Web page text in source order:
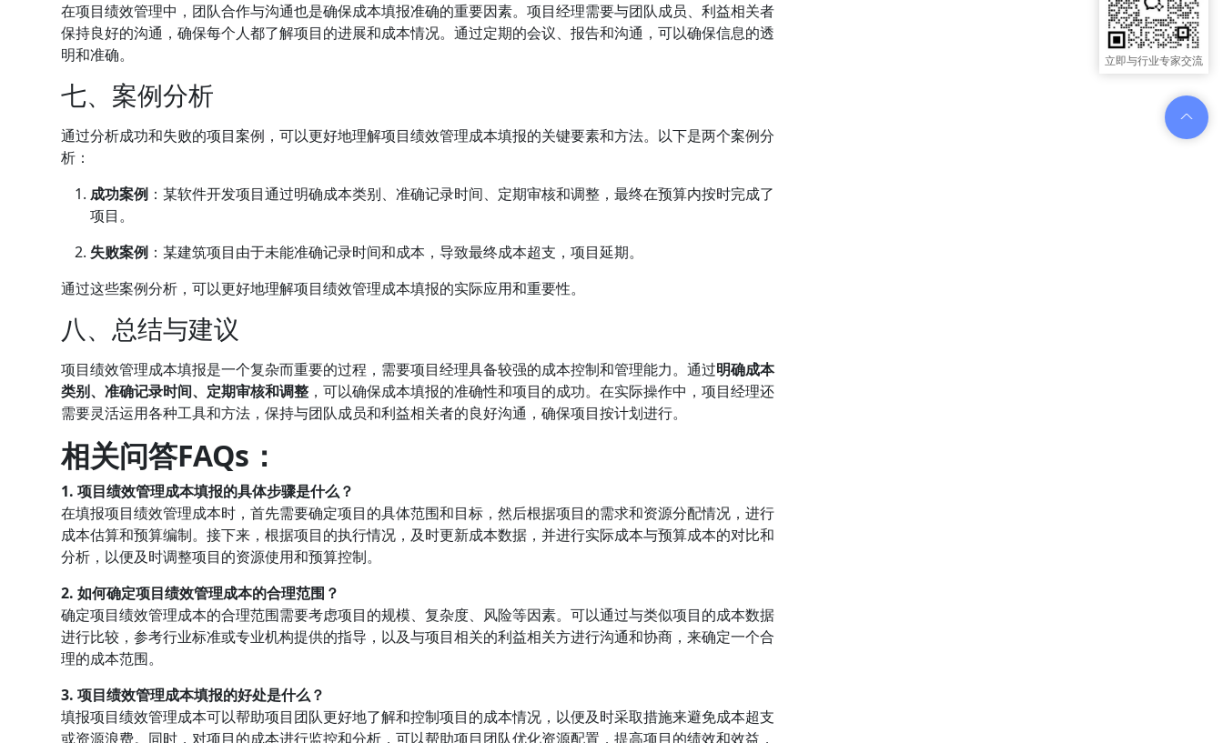
在项目绩效管理中，团队合作与沟通也是确保成本填报准确的重要因素。项目经理需要与团队成员、利益相关者
保持良好的沟通，确保每个人都了解项目的进展和成本情况。通过定期的会议、报告和沟通，可以确保信息的透
明和准确。
七、案例分析
通过分析成功和失败的项目案例，可以更好地理解项目绩效管理成本填报的关键要素和方法。以下是两个案例分
析：
成功案例 ：某软件开发项目通过明确成本类别、准确记录时间、定期审核和调整，最终在预算内按时完成了
项目。
失败案例 ：某建筑项目由于未能准确记录时间和成本，导致最终成本超支，项目延期。
通过这些案例分析，可以更好地理解项目绩效管理成本填报的实际应用和重要性。
八、总结与建议
项目绩效管理成本填报是一个复杂而重要的过程，需要项目经理具备较强的成本控制和管理能力。通过明确成本
类别、准确记录时间、定期审核和调整 ，可以确保成本填报的准确性和项目的成功。在实际操作中，项目经理还
需要灵活运用各种工具和方法，保持与团队成员和利益相关者的良好沟通，确保项目按计划进行。
相关问答FAQs：
1. 项目绩效管理成本填报的具体步骤是什么？
在填报项目绩效管理成本时，首先需要确定项目的具体范围和目标，然后根据项目的需求和资源分配情况，进行
成本估算和预算编制。接下来，根据项目的执行情况，及时更新成本数据，并进行实际成本与预算成本的对比和
分析，以便及时调整项目的资源使用和预算控制。
2. 如何确定项目绩效管理成本的合理范围？
确定项目绩效管理成本的合理范围需要考虑项目的规模、复杂度、风险等因素。可以通过与类似项目的成本数据
进行比较，参考行业标准或专业机构提供的指导，以及与项目相关的利益相关方进行沟通和协商，来确定一个合
理的成本范围。
3. 项目绩效管理成本填报的好处是什么？
填报项目绩效管理成本可以帮助项目团队更好地了解和控制项目的成本情况，以便及时采取措施来避免成本超支
或资源浪费。同时，对项目的成本进行监控和分析，可以帮助项目团队优化资源配置，提高项目的绩效和效益，
立即与行业专家交流